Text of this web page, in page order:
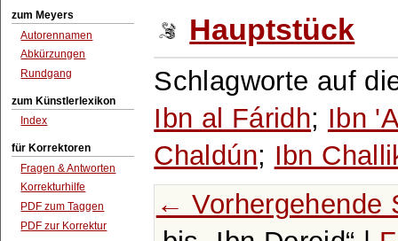
zum Meyers
Autorennamen
Abkürzungen
Rundgang
zum Künstlerlexikon
Index
für Korrektoren
Fragen & Antworten
Korrekturhilfe
PDF zum Taggen
PDF zur Korrektur
Hauptstück
Schlagworte auf
Ibn al Fáridh; Ibn
Chaldún; Ibn
← Vorhergehende